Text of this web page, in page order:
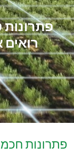
פתרונות
פתרונות